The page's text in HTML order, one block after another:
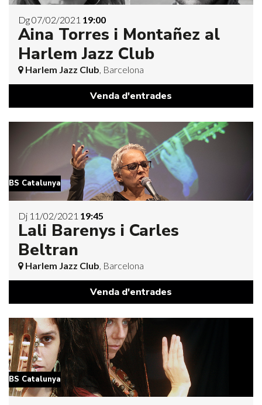
Dg 07/02/2021 19:00
Aina Torres i Montañez al
Harlem Jazz Club
Harlem Jazz Club, Barcelona
Venda d'entrades
BS Catalunya
Dj 11/02/2021 19:45
Lali Barenys i Carles
Beltran
Harlem Jazz Club, Barcelona
Venda d'entrades
BS Catalunya